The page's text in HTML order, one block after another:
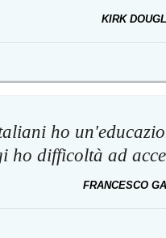
KIRK
ho
ho difficoltà ad
FRANCESCO